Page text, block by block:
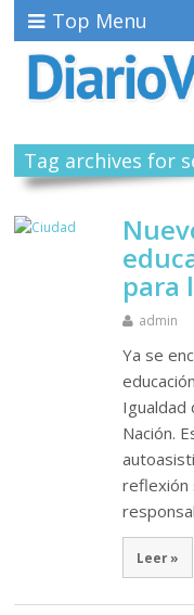
Top Menu
Tag archives for
para
admin
Ya se
Igualdad
Nación.
reflexión
Leer »